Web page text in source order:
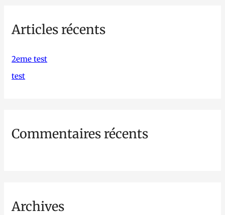
e
c
h
:
Articles récents
2eme test
test
Commentaires récents
Archives